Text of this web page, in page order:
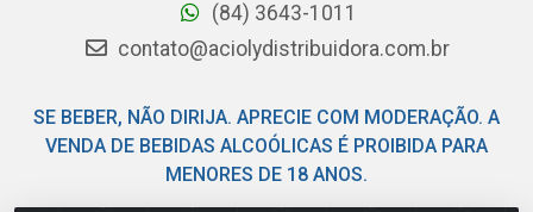
(84) 3643-1011
contato@aciolydistribuidora.com.br
SE BEBER, NÃO DIRIJA. APRECIE COM MODERAÇÃO. A
VENDA DE BEBIDAS ALCOÓLICAS É PROIBIDA PARA
MENORES DE 18 ANOS.